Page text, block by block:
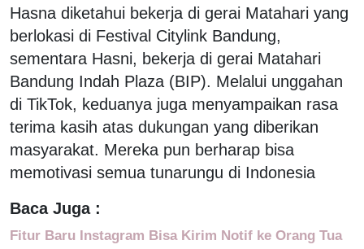
Hasna diketahui bekerja di gerai Matahari yang
berlokasi di Festival Citylink Bandung,
sementara Hasni, bekerja di gerai Matahari
Bandung Indah Plaza (BIP). Melalui unggahan
di TikTok, keduanya juga menyampaikan rasa
terima kasih atas dukungan yang diberikan
masyarakat. Mereka pun berharap bisa
memotivasi semua tunarungu di Indonesia
Baca Juga :
Fitur Baru Instagram Bisa Kirim Notif ke Orang Tua